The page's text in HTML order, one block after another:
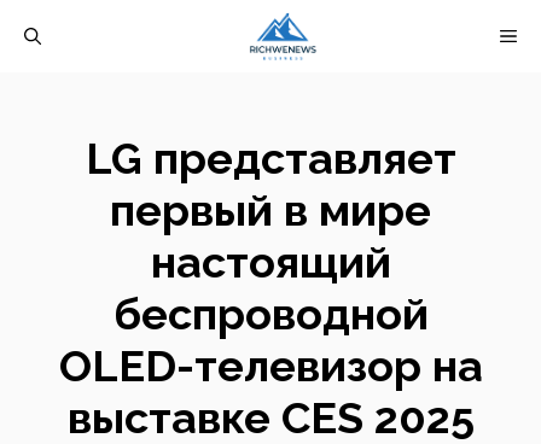
LG представляет
первый в мире
настоящий
беспроводной
OLED-телевизор на
выставке CES 2025